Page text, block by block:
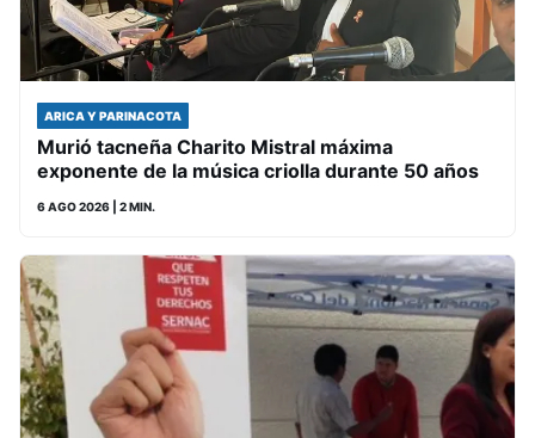
ARICA Y PARINACOTA
Murió tacneña Charito Mistral máxima
exponente de la música criolla durante 50 años
6 AGO 2026 | 2 MIN.